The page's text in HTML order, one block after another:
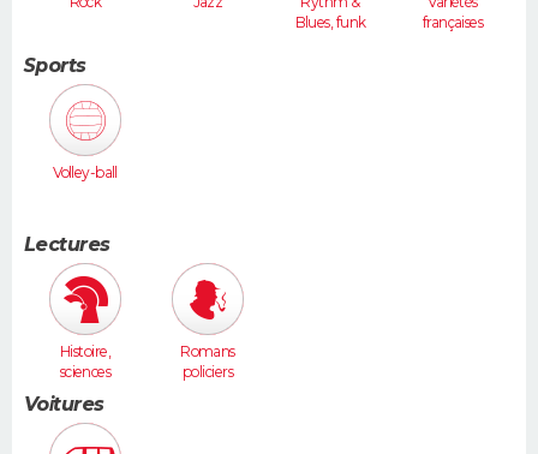
Blues, funk
françaises
Sports
Volley-ball
Lectures
Histoire,
sciences
humaines
Romans
policiers
Voitures